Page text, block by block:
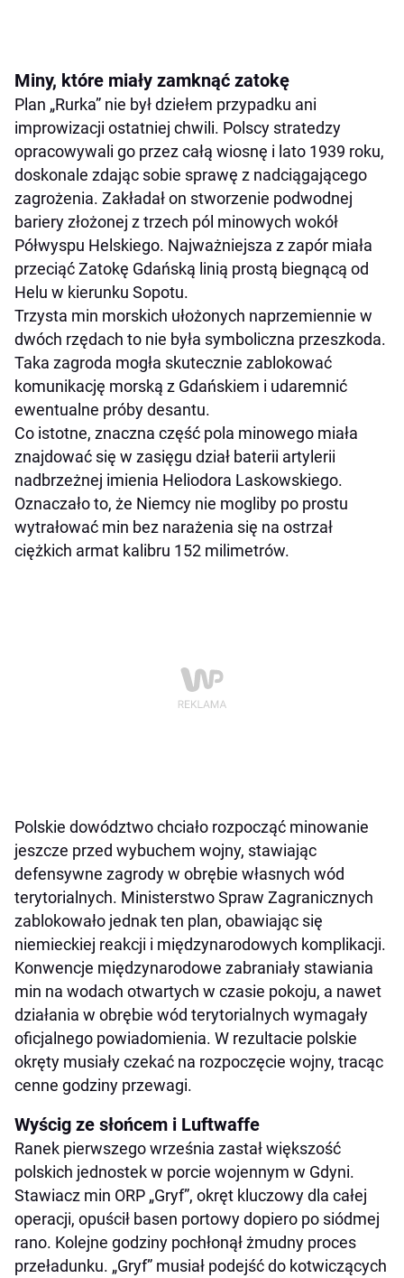
Miny, które miały zamknąć zatokę
Plan „Rurka” nie był dziełem przypadku ani
improwizacji ostatniej chwili. Polscy stratedzy
opracowywali go przez całą wiosnę i lato 1939 roku,
doskonale zdając sobie sprawę z nadciągającego
zagrożenia. Zakładał on stworzenie podwodnej
bariery złożonej z trzech pól minowych wokół
Półwyspu Helskiego. Najważniejsza z zapór miała
przeciąć Zatokę Gdańską linią prostą biegnącą od
Helu w kierunku Sopotu.
Trzysta min morskich ułożonych naprzemiennie w
dwóch rzędach to nie była symboliczna przeszkoda.
Taka zagroda mogła skutecznie zablokować
komunikację morską z Gdańskiem i udaremnić
ewentualne próby desantu.
Co istotne, znaczna część pola minowego miała
znajdować się w zasięgu dział baterii artylerii
nadbrzeżnej imienia Heliodora Laskowskiego.
Oznaczało to, że Niemcy nie mogliby po prostu
wytrałować min bez narażenia się na ostrzał
ciężkich armat kalibru 152 milimetrów.
Polskie dowództwo chciało rozpocząć minowanie
jeszcze przed wybuchem wojny, stawiając
defensywne zagrody w obrębie własnych wód
terytorialnych. Ministerstwo Spraw Zagranicznych
zablokowało jednak ten plan, obawiając się
niemieckiej reakcji i międzynarodowych komplikacji.
Konwencje międzynarodowe zabraniały stawiania
min na wodach otwartych w czasie pokoju, a nawet
działania w obrębie wód terytorialnych wymagały
oficjalnego powiadomienia. W rezultacie polskie
okręty musiały czekać na rozpoczęcie wojny, tracąc
cenne godziny przewagi.
Wyścig ze słońcem i Luftwaffe
Ranek pierwszego września zastał większość
polskich jednostek w porcie wojennym w Gdyni.
Stawiacz min ORP „Gryf”, okręt kluczowy dla całej
operacji, opuścił basen portowy dopiero po siódmej
rano. Kolejne godziny pochłonął żmudny proces
przeładunku. „Gryf” musiał podejść do kotwiczących